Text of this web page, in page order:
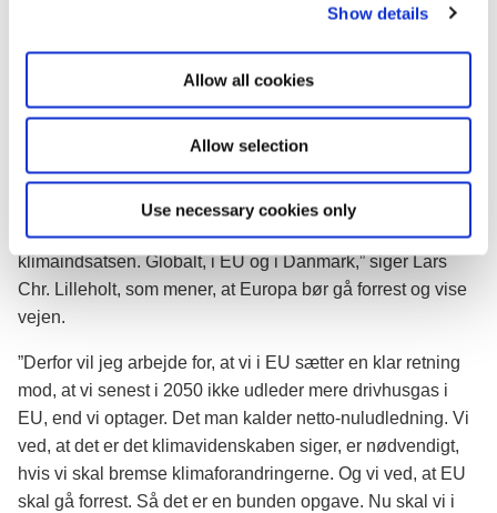
Show details
Allow all cookies
Allow selection
Use necessary cookies only
indsats, som verdens lande indtil nu har forpligtet sig til,
ikke er nok til at holde temperaturstigningen i nærheden af
hverken 2 eller 1½ grader, som det er nedfældet i
Parisaftalen.
”Det kræver ganske enkelt, at vi hurtigst muligt når en
balance, hvor vi ikke udleder flere drivhusgasser i
atmosfæren, end hvad der bliver optaget – for eksempel i
skove og have. Derfor er det nødvendigt, at vi får styrket
klimaindsatsen. Globalt, i EU og i Danmark,” siger Lars
Chr. Lilleholt, som mener, at Europa bør gå forrest og vise
vejen.
”Derfor vil jeg arbejde for, at vi i EU sætter en klar retning
mod, at vi senest i 2050 ikke udleder mere drivhusgas i
EU, end vi optager. Det man kalder netto-nuludledning. Vi
ved, at det er det klimavidenskaben siger, er nødvendigt,
hvis vi skal bremse klimaforandringerne. Og vi ved, at EU
skal gå forrest. Så det er en bunden opgave. Nu skal vi i